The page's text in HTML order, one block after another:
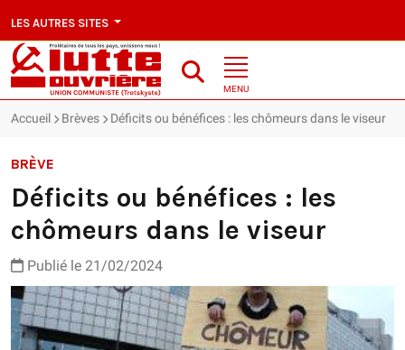
LES AUTRES SITES
MENU
Accueil Brèves Déficits ou bénéfices : les chômeurs dans le viseur
BRÈVE
Déficits ou bénéfices : les
chômeurs dans le viseur
Publié le 21/02/2024